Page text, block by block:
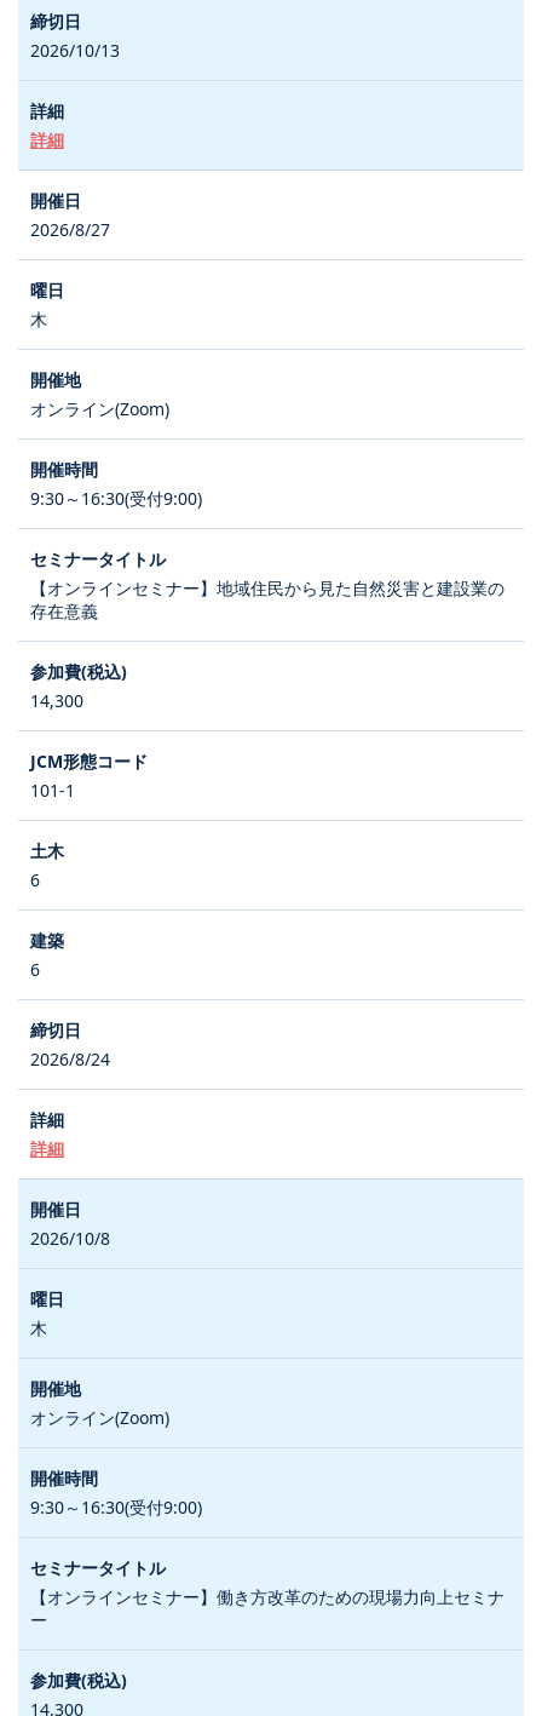
2026/10/13
詳細
2026/8/27
木
オンライン(Zoom)
9:30～16:30(受付9:00)
【オンラインセミナー】地域住民から見た自然災害と建設業の
存在意義
14,300
101-1
6
6
2026/8/24
詳細
2026/10/8
木
オンライン(Zoom)
9:30～16:30(受付9:00)
【オンラインセミナー】働き方改革のための現場力向上セミナ
ー
14,300